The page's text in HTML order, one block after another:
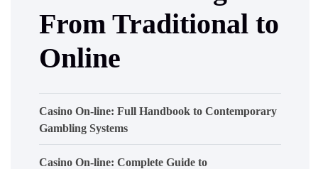
From Traditional to
Online
Casino On-line: Full Handbook to Contemporary
Gambling Systems
Casino On-line: Complete Guide to